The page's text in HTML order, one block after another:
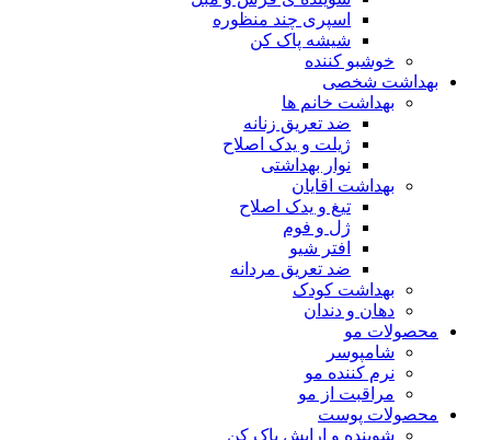
اسپری چند منظوره
شیشه پاک کن
خوشبو کننده
بهداشت شخصی
بهداشت خانم ها
ضد تعریق زنانه
ژیلت و یدک اصلاح
نوار بهداشتی
بهداشت اقایان
تیغ و یدک اصلاح
ژل و فوم
افتر شیو
ضد تعریق مردانه
بهداشت کودک
دهان و دندان
محصولات مو
شامپوسر
نرم کننده مو
مراقبت از مو
محصولات پوست
شوینده و ارایش پاک کن